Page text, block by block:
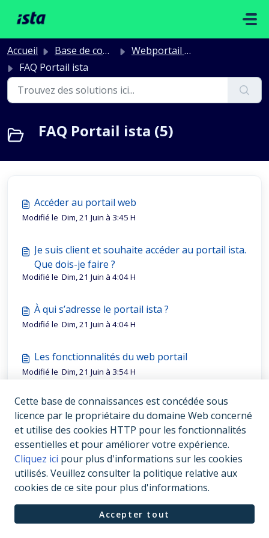
Accueil Base de connaissances
Webportail Syndics & propriétaires d'immeuble
FAQ Portail ista
FAQ Portail ista (5)
Accéder au portail web
Modifié le Dim, 21 Juin à 3:45 H
Je suis client et souhaite accéder au portail ista.
Que dois-je faire ?
Modifié le Dim, 21 Juin à 4:04 H
À qui s’adresse le portail ista ?
Modifié le Dim, 21 Juin à 4:04 H
Les fonctionnalités du web portail
Modifié le Dim, 21 Juin à 3:54 H
Avec quels supports l’outil est-il compatible ?
Modifié le Dim, 21 Juin à 3:56 H
Cette base de connaissances est concédée sous
licence par le propriétaire du domaine Web concerné
et utilise des cookies HTTP pour les fonctionnalités
essentielles et pour améliorer votre expérience.
Cliquez ici pour plus d'informations sur les cookies
utilisés. Veuillez consulter la politique relative aux
cookies de ce site pour plus d'informations.
Accepter tout